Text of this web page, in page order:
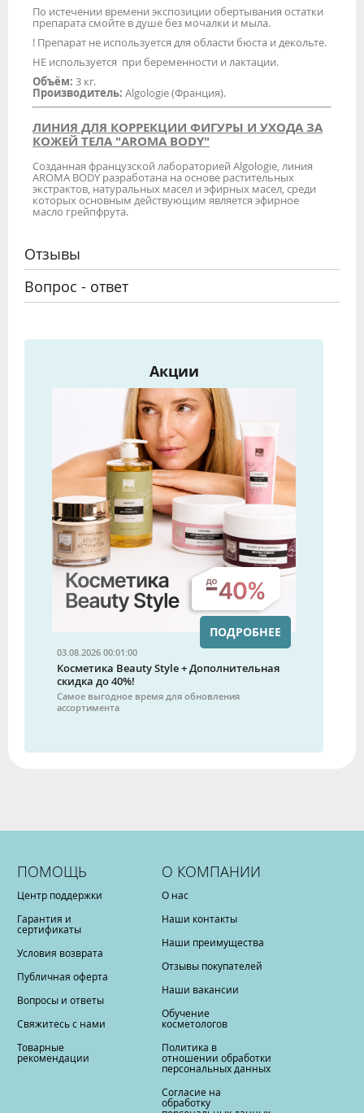
По истечении времени экспозиции обертывания остатки
препарата смойте в душе без мочалки и мыла.
! Препарат не используется для области бюста и декольте.
НЕ используется при беременности и лактации.
Объём: 3 кг.
Производитель: Algologie (Франция).
ЛИНИЯ ДЛЯ КОРРЕКЦИИ ФИГУРЫ И УХОДА ЗА
КОЖЕЙ ТЕЛА "AROMA BODY"
Созданная французской лабораторией Algologie, линия
AROMA BODY разработана на основе растительных
экстрактов, натуральных масел и эфирных масел, среди
которых основным действующим является эфирное
масло грейпфрута.
Отзывы
Вопрос - ответ
Акции
03.08.2026 00:01:00
Косметика Beauty Style + Дополнительная
скидка до 40%!
Самое выгодное время для обновления
ассортимента
ПОДРОБНЕЕ
ПОМОЩЬ
Центр поддержки
Гарантия и
сертификаты
Условия возврата
Публичная оферта
Вопросы и ответы
Свяжитесь с нами
Товарные
рекомендации
О КОМПАНИИ
О нас
Наши контакты
Наши преимущества
Отзывы покупателей
Наши вакансии
Обучение
косметологов
Политика в
отношении обработки
персональных данных
Согласие на
обработку